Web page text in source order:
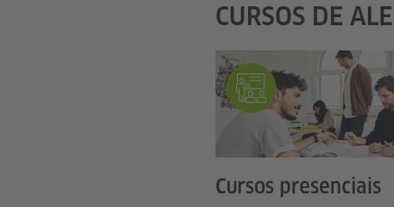
CURSOS DE
Cursos presenciais